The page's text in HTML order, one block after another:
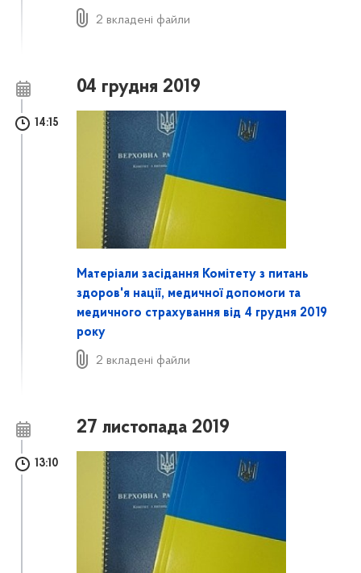
2 вкладені файли
04 грудня 2019
14:15
Матеріали засідання Комітету з питань
здоров'я нації, медичної допомоги та
медичного страхування від 4 грудня 2019
року
2 вкладені файли
27 листопада 2019
13:10